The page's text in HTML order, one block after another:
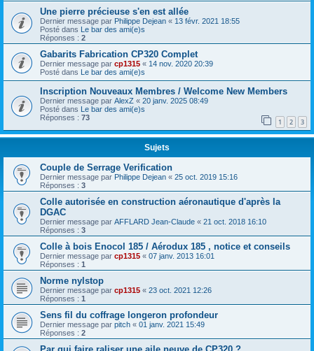
Une pierre précieuse s'en est allée
Dernier message par Philippe Dejean « 13 févr. 2021 18:55
Posté dans Le bar des ami(e)s
Réponses : 2
Gabarits Fabrication CP320 Complet
Dernier message par cp1315 « 14 nov. 2020 20:39
Posté dans Le bar des ami(e)s
Inscription Nouveaux Membres / Welcome New Members
Dernier message par AlexZ « 20 janv. 2025 08:49
Posté dans Le bar des ami(e)s
Réponses : 73 1 2 3
Sujets
Couple de Serrage Verification
Dernier message par Philippe Dejean « 25 oct. 2019 15:16
Réponses : 3
Colle autorisée en construction aéronautique d'après la
DGAC
Dernier message par AFFLARD Jean-Claude « 21 oct. 2018 16:10
Réponses : 3
Colle à bois Enocol 185 / Aérodux 185 , notice et conseils
Dernier message par cp1315 « 07 janv. 2013 16:01
Réponses : 1
Norme nylstop
Dernier message par cp1315 « 23 oct. 2021 12:26
Réponses : 1
Sens fil du coffrage longeron profondeur
Dernier message par pitch « 01 janv. 2021 15:49
Réponses : 2